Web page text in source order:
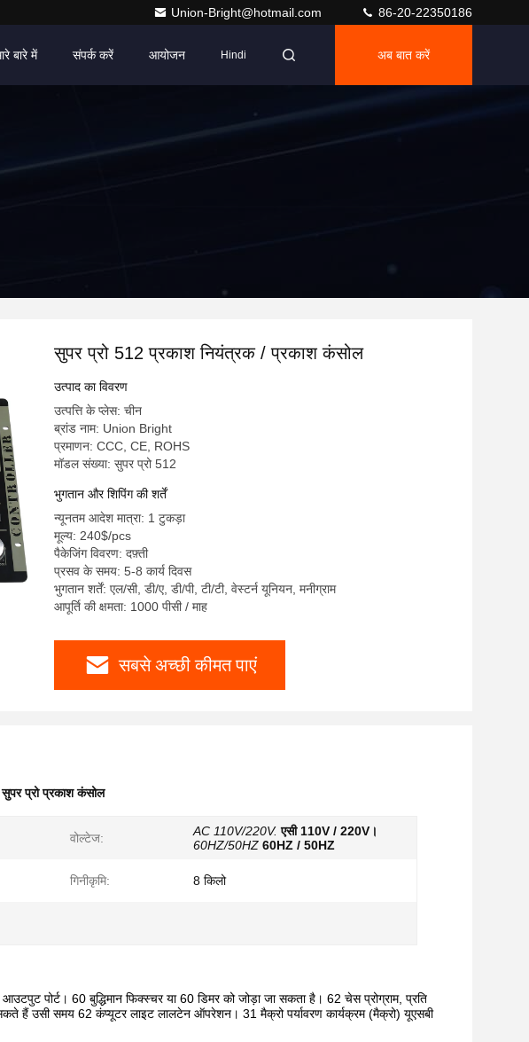
Union-Bright@hotmail.com 86-20-22350186
बारे में संपर्क करें आयोजन Hindi अब बात करें
सुपर प्रो 512 प्रकाश नियंत्रक / प्रकाश कंसोल
उत्पाद का विवरण
उत्पत्ति के प्लेस: चीन
ब्रांड नाम: Union Bright
प्रमाणन: CCC, CE, ROHS
मॉडल संख्या: सुपर प्रो 512
भुगतान और शिपिंग की शर्तें
न्यूनतम आदेश मात्रा: 1 टुकड़ा
मूल्य: 240$/pcs
पैकेजिंग विवरण: दफ़्ती
प्रसव के समय: 5-8 कार्य दिवस
भुगतान शर्तें: एल/सी, डी/ए, डी/पी, टी/टी, वेस्टर्न यूनियन, मनीग्राम
आपूर्ति की क्षमता: 1000 पीसी / माह
सबसे अच्छी कीमत पाएं
सुपर प्रो प्रकाश कंसोल
वोल्टेज: AC 110V/220V. एसी 110V / 220V।
60HZ/50HZ 60HZ / 50HZ
गिनीकृमि: 8 किलो
पोर्ट। 60 बुद्धिमान फिक्स्चर या 60 डिमर को जोड़ा जा सकता है। 62 चेस प्रोग्राम, प्रति
हैं उसी समय 62 कंप्यूटर लाइट लालटेन ऑपरेशन। 31 मैक्रो पर्यावरण कार्यक्रम (मैक्रो) यूएसबी